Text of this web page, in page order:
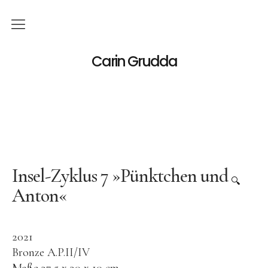
Carin Grudda
Deutsch
Ausstellungen
🔍
Insel-Zyklus 7 »Pünktchen und
Anton«
2021
Bronze A.P.II/IV